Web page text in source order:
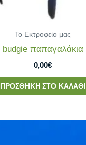
Το Εκτροφείο μας
budgie παπαγαλάκια
0,00€
ΠΡΟΣΘΉΚΗ ΣΤΟ ΚΑΛΆΘΙ